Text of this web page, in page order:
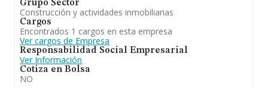
Grupo Sector
Construcción y actividades inmobiliarias
Cargos
Encontrados 1 cargos en esta empresa
Ver cargos de Empresa
Responsabilidad Social Empresarial
Ver Información
Cotiza en Bolsa
NO